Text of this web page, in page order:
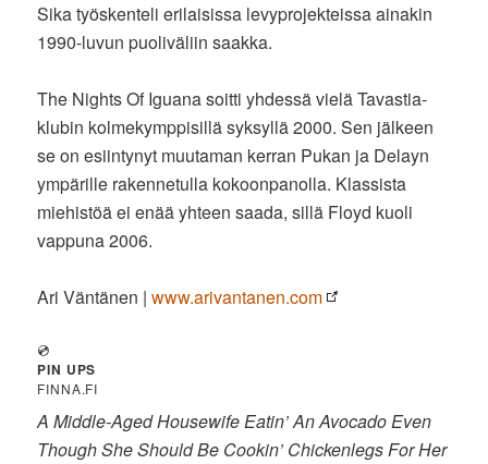
Sika työskenteli erilaisissa levyprojekteissa ainakin
1990-luvun puoliväliin saakka.
The Nights Of Iguana soitti yhdessä vielä Tavastia-
klubin kolmekymppisillä syksyllä 2000. Sen jälkeen
se on esiintynyt muutaman kerran Pukan ja Delayn
ympärille rakennetulla kokoonpanolla. Klassista
miehistöä ei enää yhteen saada, sillä Floyd kuoli
vappuna 2006.
Ari Väntänen |www.arivantanen.com
💿
PIN UPS
FINNA.FI
A Middle-Aged Housewife Eatin’ An Avocado Even
Though She Should Be Cookin’ Chickenlegs For Her